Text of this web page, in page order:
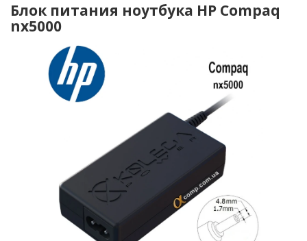
Блок питания ноутбука HP Compaq
nx5000